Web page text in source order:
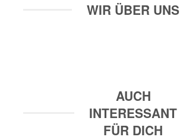
WIR ÜBER UNS
AUCH
INTERESSANT
FÜR DICH